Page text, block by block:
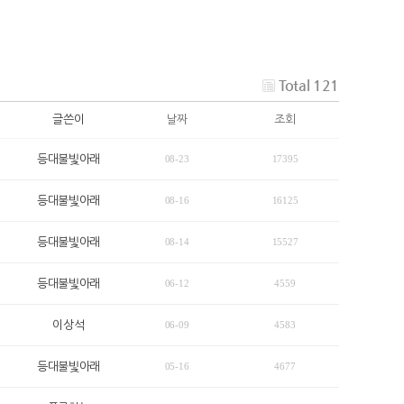
Total 121
글쓴이 날짜 조회
등대불빛아래 08-23 17395
등대불빛아래 08-16 16125
등대불빛아래 08-14 15527
등대불빛아래 06-12 4559
이상석 06-09 4583
등대불빛아래 05-16 4677